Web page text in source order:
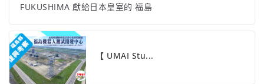
FUKUSHIMA 獻給日本皇室的 福島
【 UMAI Stu...